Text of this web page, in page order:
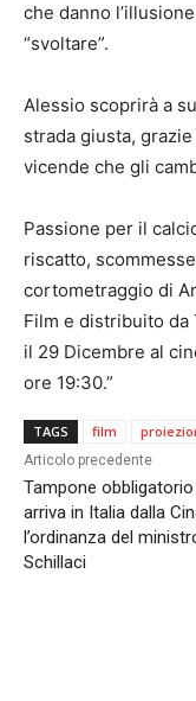
che danno
“svoltare”.
Alessio scoprirà a
strada giusta,
vicende che gli
Passione per il
riscatto,
cortometraggio di
Film e distribuito
il 29 Dicembre al
ore 19:30.”
TAGS film
Articolo precedente
Tampone
arriva in Italia dalla
l’ordinanza del
Schillaci